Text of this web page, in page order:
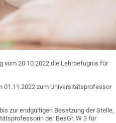
vom 20.10.2022 die Lehrbefugnis für
01.11.2022 zum Universitätsprofessor
zur endgültigen Besetzung der Stelle,
der BesGr. W 3 für